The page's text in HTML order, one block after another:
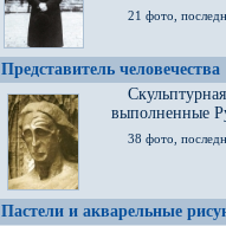
21 фото,
Представитель человечества
выполненные
38 фото,
Пастели и акварельные